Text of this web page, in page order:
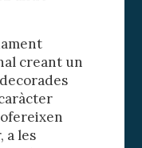
creant un
a les